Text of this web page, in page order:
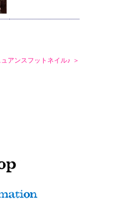
アンスフットネイル♪ ＞